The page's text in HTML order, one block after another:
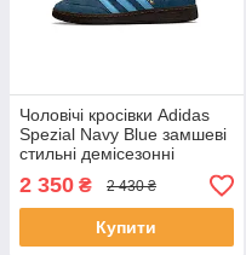
Чоловічі кросівки Adidas
Spezial Navy Blue замшеві
стильні демісезонні
кросівки Адідас Спешл
2 350 ₴ 2 430 ₴
Купити